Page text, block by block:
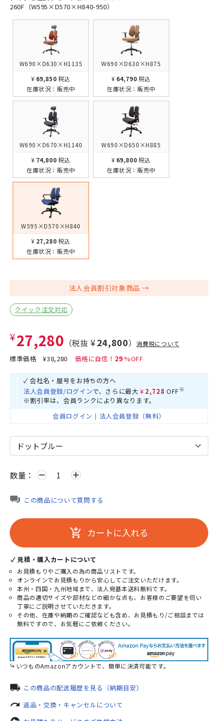
260F（W595×D570×H840-950）
W690×D630×H1135
¥69,850 税込
在庫状況： 販売中
W690×D630×H875
¥64,790 税込
在庫状況： 販売中
W690×D670×H1140
¥74,800 税込
在庫状況： 販売中
W690×D650×H885
¥69,800 税込
在庫状況： 販売中
W595×D570×H840
¥27,280 税込
在庫状況： 販売中
法人会員割引対象商品
クイック注文対応
¥27,280 （税抜 ¥24,800）消費税について
標準価格¥38,280 29
✓ 会社名・屋号をお持ちの方へ
法人会員登録/ログインで、さらに最大 ¥2,728 OFF※
※割引率は、会員ランクにより異なります。
会員ログイン ｜ 法人会員登録（無料）
数量： remove add
この商品について質問する
add_shopping_cart カートに入れる
✓ 見積・購入カートについて
お見積もりやご購入の為の商品リストです。
オンラインでお見積もりから安心してご注文いただけます。
本州・四国・九州地域まで、法人宛基本送料無料です。
商品の適切サイズや部材などの細かな点も、お客様のご要望を伺い
丁寧にご説明させていただきます。
その他、在庫や納期のご確認なども含め、お見積もり/ご相談までは
無料ですので、お気軽にご依頼ください。
いつものAmazonアカウントで、簡単に決済可能です。
local_shipping この商品の配送履歴を見る（納期目安）
redo 返品・交換・キャンセルについて